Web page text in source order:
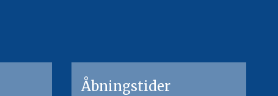
Åbningstider